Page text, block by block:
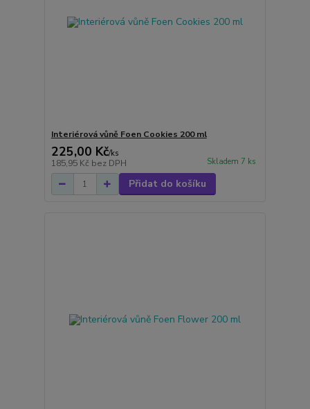
Interiérová vůně Foen Cookies 200 ml
225,00 Kč/ks
185,95 Kč bez DPH Skladem 7 ks
Přidat do košíku